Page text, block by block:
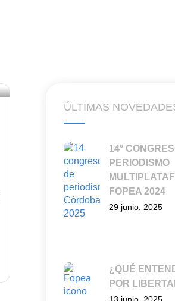
ÚLTIMAS
14°
PERIODISMO
FOPEA 2024
29 junio, 2025
¿QUÉ
POR
13 junio, 2025